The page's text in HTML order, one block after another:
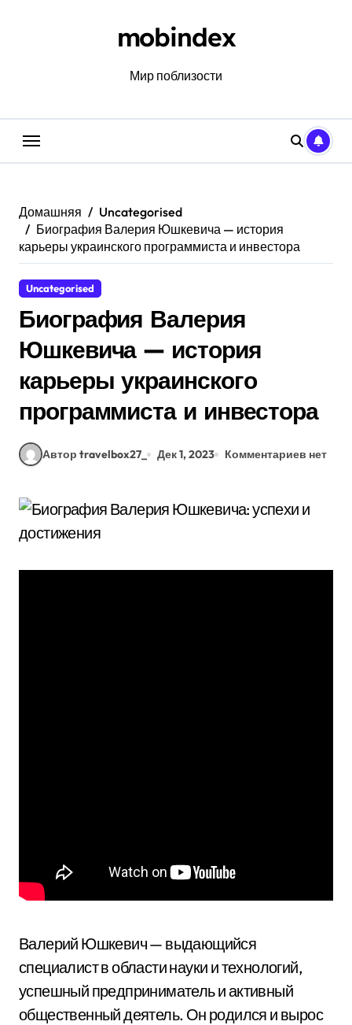
mobindex
Мир поблизости
Домашняя
Uncategorised
Биография Валерия Юшкевича — история
карьеры украинского программиста и инвестора
Uncategorised
Биография Валерия
Юшкевича — история
карьеры украинского
программиста и инвестора
Автор travelbox27_ Дек 1, 2023 Комментариев нет
Валерий Юшкевич — выдающийся
специалист в области науки и технологий,
успешный предприниматель и активный
общественный деятель. Он родился и вырос